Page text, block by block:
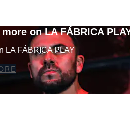
on LA FÁBRICA
LA FÁBRICA PLAY